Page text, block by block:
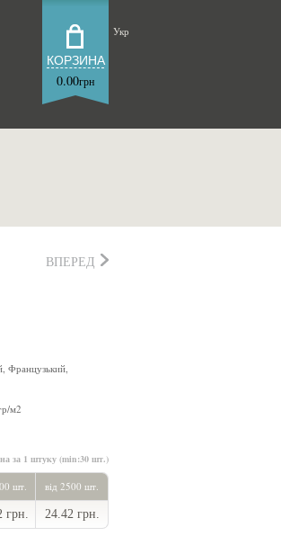
КОРЗИНА
0.00грн
Укр
ВПЕРЕД
Французький,
м2
за 1 штуку (min:30 шт.)
шт. від 2500 шт.
грн. 24.42 грн.